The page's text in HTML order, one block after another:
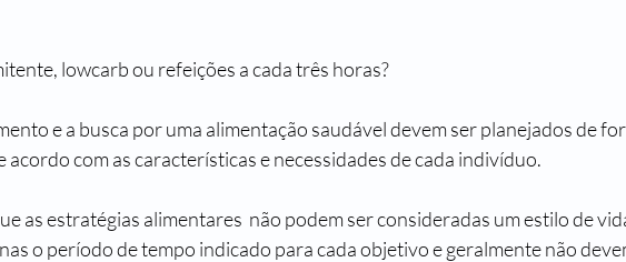
lowcarb ou refeições a cada três horas?
acordo com as características e necessidades de cada indivíduo.
as estratégias alimentares  não podem ser consideradas um estilo de
o período de tempo indicado para cada objetivo e geralmente não